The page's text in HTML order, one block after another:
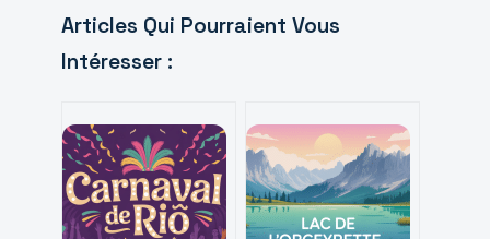
Articles Qui Pourraient Vous
Intéresser :